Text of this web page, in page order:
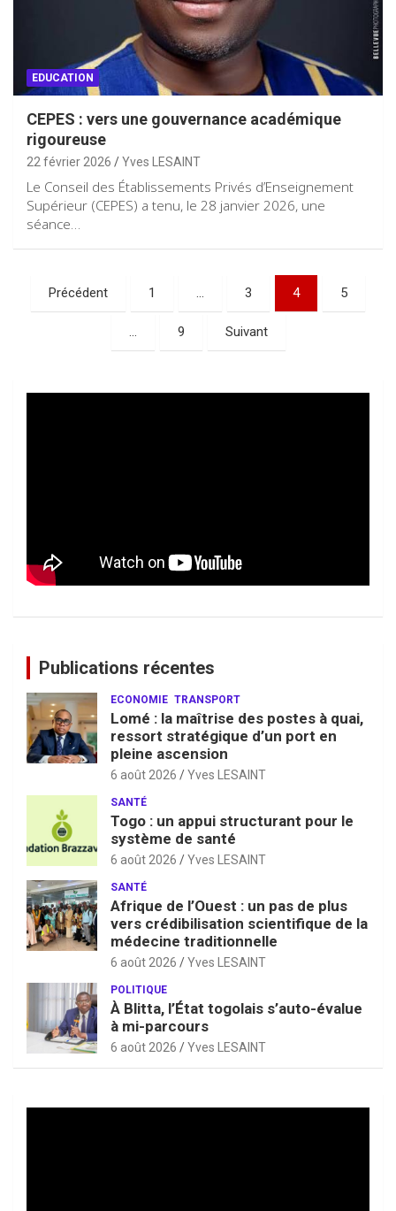
EDUCATION
CEPES : vers une gouvernance académique
rigoureuse
22 février 2026 Yves LESAINT
Le Conseil des Établissements Privés d’Enseignement
Supérieur (CEPES) a tenu, le 28 janvier 2026, une
séance…
Pagination
des
publications
Précédent 1 … 3 4 5
… 9 Suivant
Publications récentes
ECONOMIE TRANSPORT
Lomé : la maîtrise des postes à quai,
ressort stratégique d’un port en
pleine ascension
6 août 2026 Yves LESAINT
SANTÉ
Togo : un appui structurant pour le
système de santé
6 août 2026 Yves LESAINT
SANTÉ
Afrique de l’Ouest : un pas de plus
vers crédibilisation scientifique de la
médecine traditionnelle
6 août 2026 Yves LESAINT
POLITIQUE
À Blitta, l’État togolais s’auto-évalue
à mi-parcours
6 août 2026 Yves LESAINT